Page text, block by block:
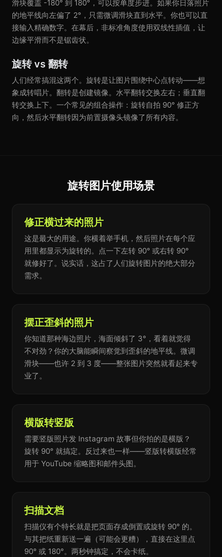
滑块覆盖 -180° 到 180°，可以按单度步进。如果你日落照片
的地平线向左偏了 2°，只需微调滑块直到水平。你也可以直
接输入精确数字。在幕后，非标准角度使用双线性插值，让
边缘平滑而不是锯齿状。
旋转 vs 翻转
人们经常搞混这两个。旋转是让图片围绕中心点转动——想
象成转唱片。翻转是创建镜像。水平翻转交换左右；垂直翻
转交换上下。一个常见的组合操作：旋转自拍 90° 修正方
向，然后水平翻转因为前置摄像头镜像了所有内容。
旋转图片使用场景
修正横过来的照片
这是最大的用途。你横着举手机，然后照片在每个应
用里都显示为旋转的。点一下左转 90° 或右转 90°
就修好了。说实话，这占了人们旋转图片的绝大部分
需求。
摆正歪斜的照片
你知道那种海边照片，海面倾斜了 3°，看着就觉得
不对劲？你的大脑能瞬间察觉到歪斜的地平线。微调
滑块——也许 2 到 3 度——整张图片突然就看起来专
业了。
横版转竖版
需要竖版照片发 Instagram 故事但你拍的是横版？
旋转 90° 就搞定。反过来也一样——竖版转横版经常
用于 YouTube 缩略图和邮件头图。
扫描文档
扫描仪有个特长就是把页面存成倒置或旋转 90° 的。
与其把纸重新送一遍（可能会更糟），直接在这里点
90° 或 180°。两秒钟搞定，不会卡纸。